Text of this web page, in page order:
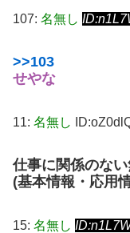
107: 名無し
>>103
せやな
11: 名無し
仕事に関係のな
(基本情報・応用
15: 名無し